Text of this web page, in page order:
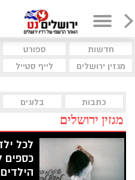
חדשות ספורט
מגזין ירושלים
לייף סטייל
כתבות בלוגים
מגזין ירושלים
לכל
כספים